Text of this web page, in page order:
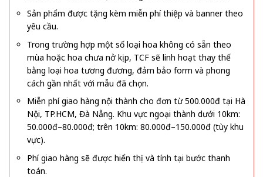
Sản phẩm được tặng kèm miễn phí thiệp và banner theo
yêu cầu.
Trong trường hợp một số loại hoa không có sẵn theo
mùa hoặc hoa chưa nở kịp, TCF sẽ linh hoạt thay thế
bằng loại hoa tương đương, đảm bảo form và phong
cách gần nhất với mẫu đã chọn.
Miễn phí giao hàng nội thành cho đơn từ 500.000đ tại Hà
Nội, TP.HCM, Đà Nẵng. Khu vực ngoại thành dưới 10km:
50.000đ–80.000đ; trên 10km: 80.000đ–150.000đ (tùy khu
vực).
Phí giao hàng sẽ được hiển thị và tính tại bước thanh
toán.